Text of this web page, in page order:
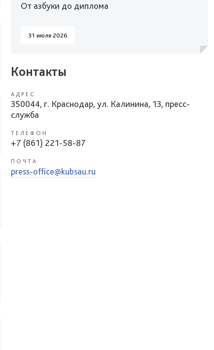
От азбуки до диплома
31 июля 2026
Контакты
АДРЕС
350044, г. Краснодар, ул. Калинина, 13, пресс-
служба
ТЕЛЕФОН
+7 (861) 221-58-87
ПОЧТА
press-office@kubsau.ru